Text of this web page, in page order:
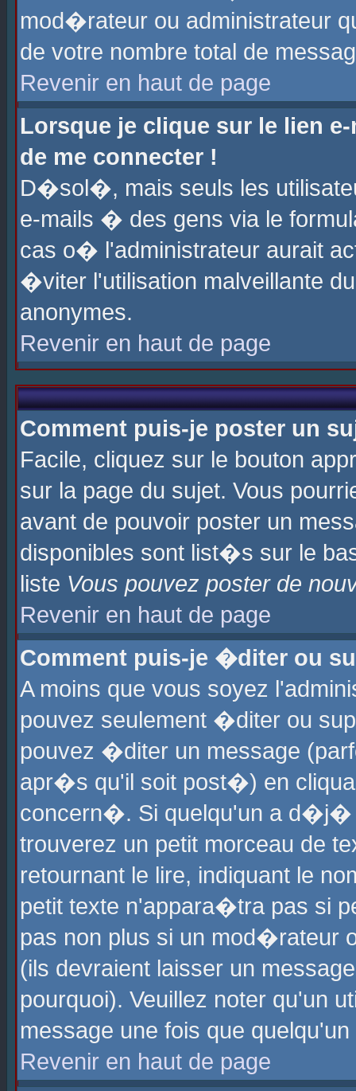
mod�rateur ou administrateur
de votre nombre total de
Revenir en haut de page
Lorsque je clique sur le lien
de me connecter !
D�sol�, mais seuls les
e-mails � des gens via le
cas o� l'administrateur aurait
�viter l'utilisation malveillante
anonymes.
Revenir en haut de page
Comment puis-je poster un
Facile, cliquez sur le bouton
sur la page du sujet. Vous
avant de pouvoir poster un
disponibles sont list�s sur le
liste Vous pouvez poster de
Revenir en haut de page
Comment puis-je �diter ou
A moins que vous soyez
pouvez seulement �diter ou
pouvez �diter un message
apr�s qu'il soit post�) en
concern�. Si quelqu'un a
trouverez un petit morceau de
retournant le lire, indiquant le
petit texte n'appara�tra pas si
pas non plus si un mod�rateur
(ils devraient laisser un
pourquoi). Veuillez noter qu'un
message une fois que
Revenir en haut de page